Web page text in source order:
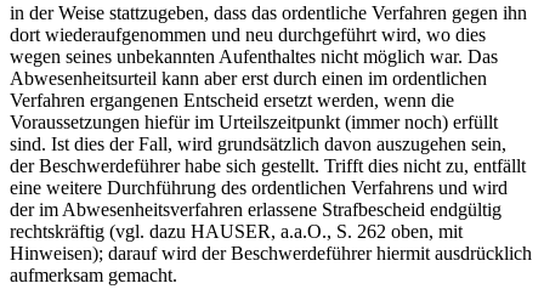
in der Weise stattzugeben, dass das ordentliche Verfahren gegen ihn
dort wiederaufgenommen und neu durchgeführt wird, wo dies
wegen seines unbekannten Aufenthaltes nicht möglich war. Das
Abwesenheitsurteil kann aber erst durch einen im ordentlichen
Verfahren ergangenen Entscheid ersetzt werden, wenn die
Voraussetzungen hiefür im Urteilszeitpunkt (immer noch) erfüllt
sind. Ist dies der Fall, wird grundsätzlich davon auszugehen sein,
der Beschwerdeführer habe sich gestellt. Trifft dies nicht zu, entfällt
eine weitere Durchführung des ordentlichen Verfahrens und wird
der im Abwesenheitsverfahren erlassene Strafbescheid endgültig
rechtskräftig (vgl. dazu HAUSER, a.a.O., S. 262 oben, mit
Hinweisen); darauf wird der Beschwerdeführer hiermit ausdrücklich
aufmerksam gemacht.